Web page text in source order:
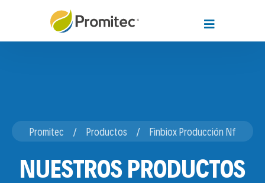
Promitec Productos Finbiox Producción Nf
NUESTROS PRODUCTOS